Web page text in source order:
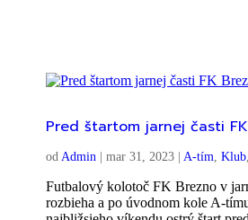
Pred štartom jarnej časti
od Admin |mar 31, 2023 | A-tím ,Klub
Futbalový kolotoč FK Brezno v
rozbieha a po úvodnom kole A-